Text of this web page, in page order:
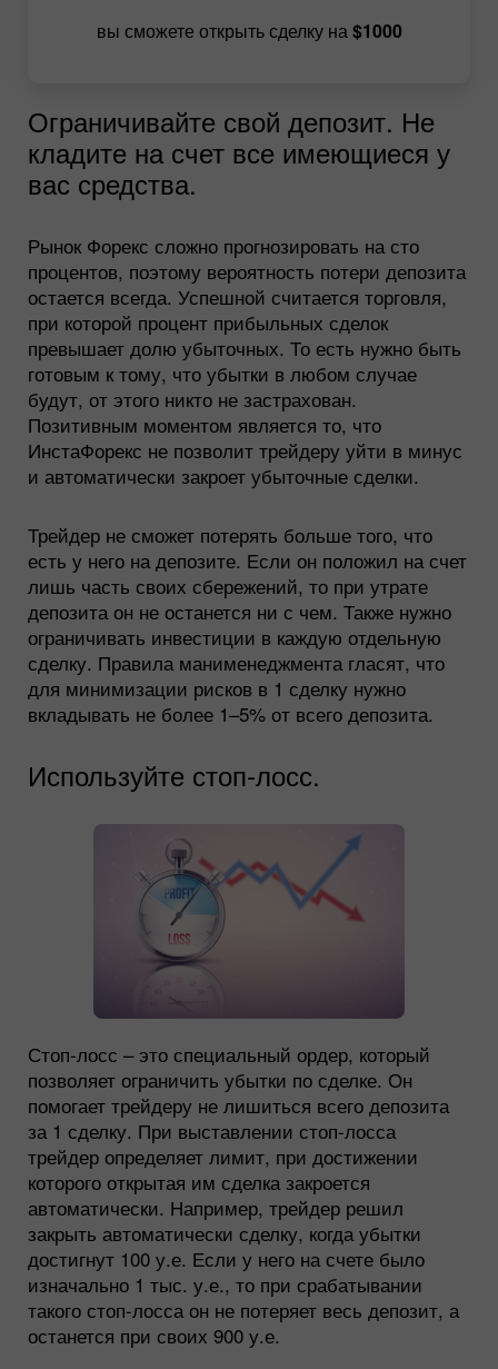
вы сможете открыть сделку на$1000
Ограничивайте свой депозит. Не
кладите на счет все имеющиеся у
вас средства.
Рынок Форекс сложно прогнозировать на сто
процентов, поэтому вероятность потери депозита
остается всегда. Успешной считается торговля,
при которой процент прибыльных сделок
превышает долю убыточных. То есть нужно быть
готовым к тому, что убытки в любом случае
будут, от этого никто не застрахован.
Позитивным моментом является то, что
ИнстаФорекс не позволит трейдеру уйти в минус
и автоматически закроет убыточные сделки.
Трейдер не сможет потерять больше того, что
есть у него на депозите. Если он положил на счет
лишь часть своих сбережений, то при утрате
депозита он не останется ни с чем. Также нужно
ограничивать инвестиции в каждую отдельную
сделку. Правила манименеджмента гласят, что
для минимизации рисков в 1 сделку нужно
вкладывать не более 1–5% от всего депозита.
Используйте стоп-лосс.
Стоп-лосс – это специальный ордер, который
позволяет ограничить убытки по сделке. Он
помогает трейдеру не лишиться всего депозита
за 1 сделку. При выставлении стоп-лосса
трейдер определяет лимит, при достижении
которого открытая им сделка закроется
автоматически. Например, трейдер решил
закрыть автоматически сделку, когда убытки
достигнут 100 у.е. Если у него на счете было
изначально 1 тыс. у.е., то при срабатывании
такого стоп-лосса он не потеряет весь депозит, а
останется при своих 900 у.е.